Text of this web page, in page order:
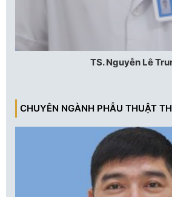
TS. Nguyễn Lê
CHUYÊN NGÀNH PHẪU THUẬT